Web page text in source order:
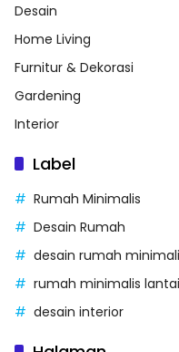
Desain
Home Living
Furnitur & Dekorasi
Gardening
Interior
Label
Rumah Minimalis
Desain Rumah
desain rumah
rumah minimalis
desain interior